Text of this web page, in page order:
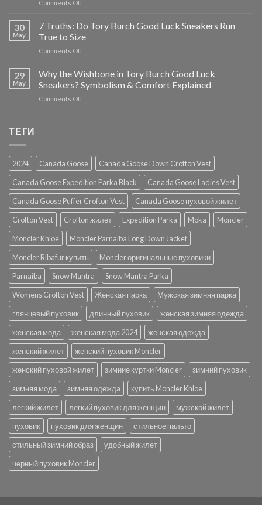
Burch
Trainer
Comments Offon
Burch
Minnie
Travel
Foldable
5
Game-
Changing
30
May
7 Truths: Do Tory Burch Good Luck Sneakers Run
True to Size
Comments Offon
Truths:
Do
Tory
Burch
Size
29
May
Why the Wishbone in Tory Burch Good Luck
Sneakers? Symbolism & Comfort Explained
Comments Offon
Burch
Good
Luck
Sneakers?
Symbolism
&
Comfort
Explained
ТЕГИ
2024 Canada Goose
Canada Goose Down Crofton Vest
Canada Goose Expedition Parka Black
Canada Goose Ladies Vest
Canada Goose Puffer Crofton Vest
Canada Goose пуховой жилет
Crofton Vest
Crofton жилет Expedition Parka Moka
Moncler
Moncler Khloe
Moncler Parnaiba Long Down Jacket
Moncler Ribafur купить
Moncler оригинальные пуховики
Parnaiba
Snow Mantra
Snow Mantra Parka
Womens Crofton Vest
Женская парка
Мужская зимняя парка
глянцевый пуховик
длинный пуховик
женская зимняя одежда
женская мода
женская мода 2024
женская одежда
женский жилет
женский пуховик Moncler
женский пуховой жилет
зимние куртки Moncler
зимний пуховик
зимняя мода
зимняя одежда
купить Moncler Khloe
легкий жилет
легкий пуховик для женщин
мужской жилет
пуховик
пуховик для женщин
стильное пальто
стильный зимний образ
удобный жилет
черный пуховик Moncler